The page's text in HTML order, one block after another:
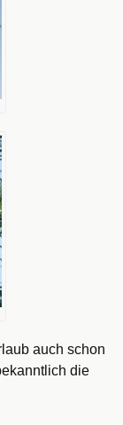
auch schon
die